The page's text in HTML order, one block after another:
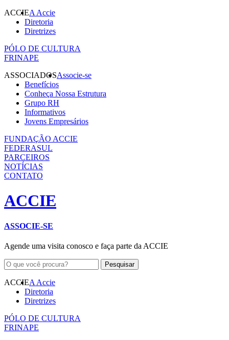
ACCIEA Accie
Diretoria
Diretrizes
PÓLO DE CULTURA
FRINAPE
ASSOCIADOSAssocie-se
Benefícios
Conheça Nossa Estrutura
Grupo RH
Informativos
Jovens Empresários
FUNDAÇÃO ACCIE
FEDERASUL
PARCEIROS
NOTÍCIAS
CONTATO
ACCIE
ASSOCIE-SE
Agende uma visita conosco e faça parte da ACCIE
ACCIEA Accie
Diretoria
Diretrizes
PÓLO DE CULTURA
FRINAPE